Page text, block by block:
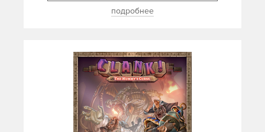
подробнее